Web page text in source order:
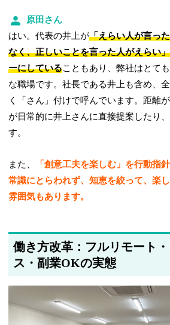
原田さん
はい。代表の井上が「えらい人が言っ
なく、正しいことを言った人がえらい
ーにしていることもあり、弊社はとて
な職場です。社長である井上も含め、
く「さん」付けで呼んでいます。距離
が日常的に井上さんに直接提案したり
す。
また、
「創意工夫を楽しむ」を行動指
常識にとらわれず、知恵を絞って、楽
雰囲気もあります。
働き方改革：フルリモート
ス・副業OKの実態